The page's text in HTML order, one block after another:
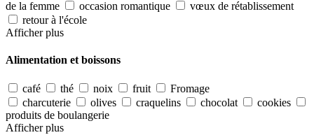
de la femme
occasion romantique
vœux de rétablissement
retour à l'école
Afficher plus
Alimentation et boissons
café thé noix fruit
Fromage
charcuterie
olives craquelins chocolat
cookies
produits de boulangerie
Afficher plus